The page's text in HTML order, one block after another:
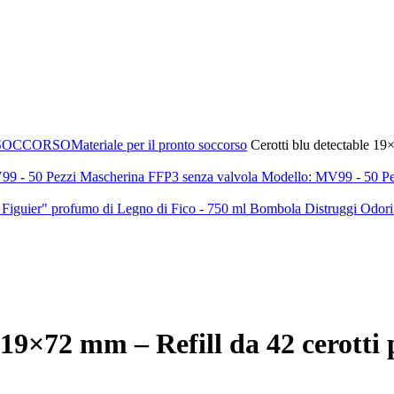
Materiale per il pronto soccorso Cerotti blu detectable
Mascherina FFP3 senza valvola Modello: MV99 - 50
Bombola Distruggi
mm – Refill da 42 cerotti